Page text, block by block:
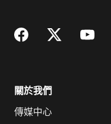
關於我們
傳媒中心